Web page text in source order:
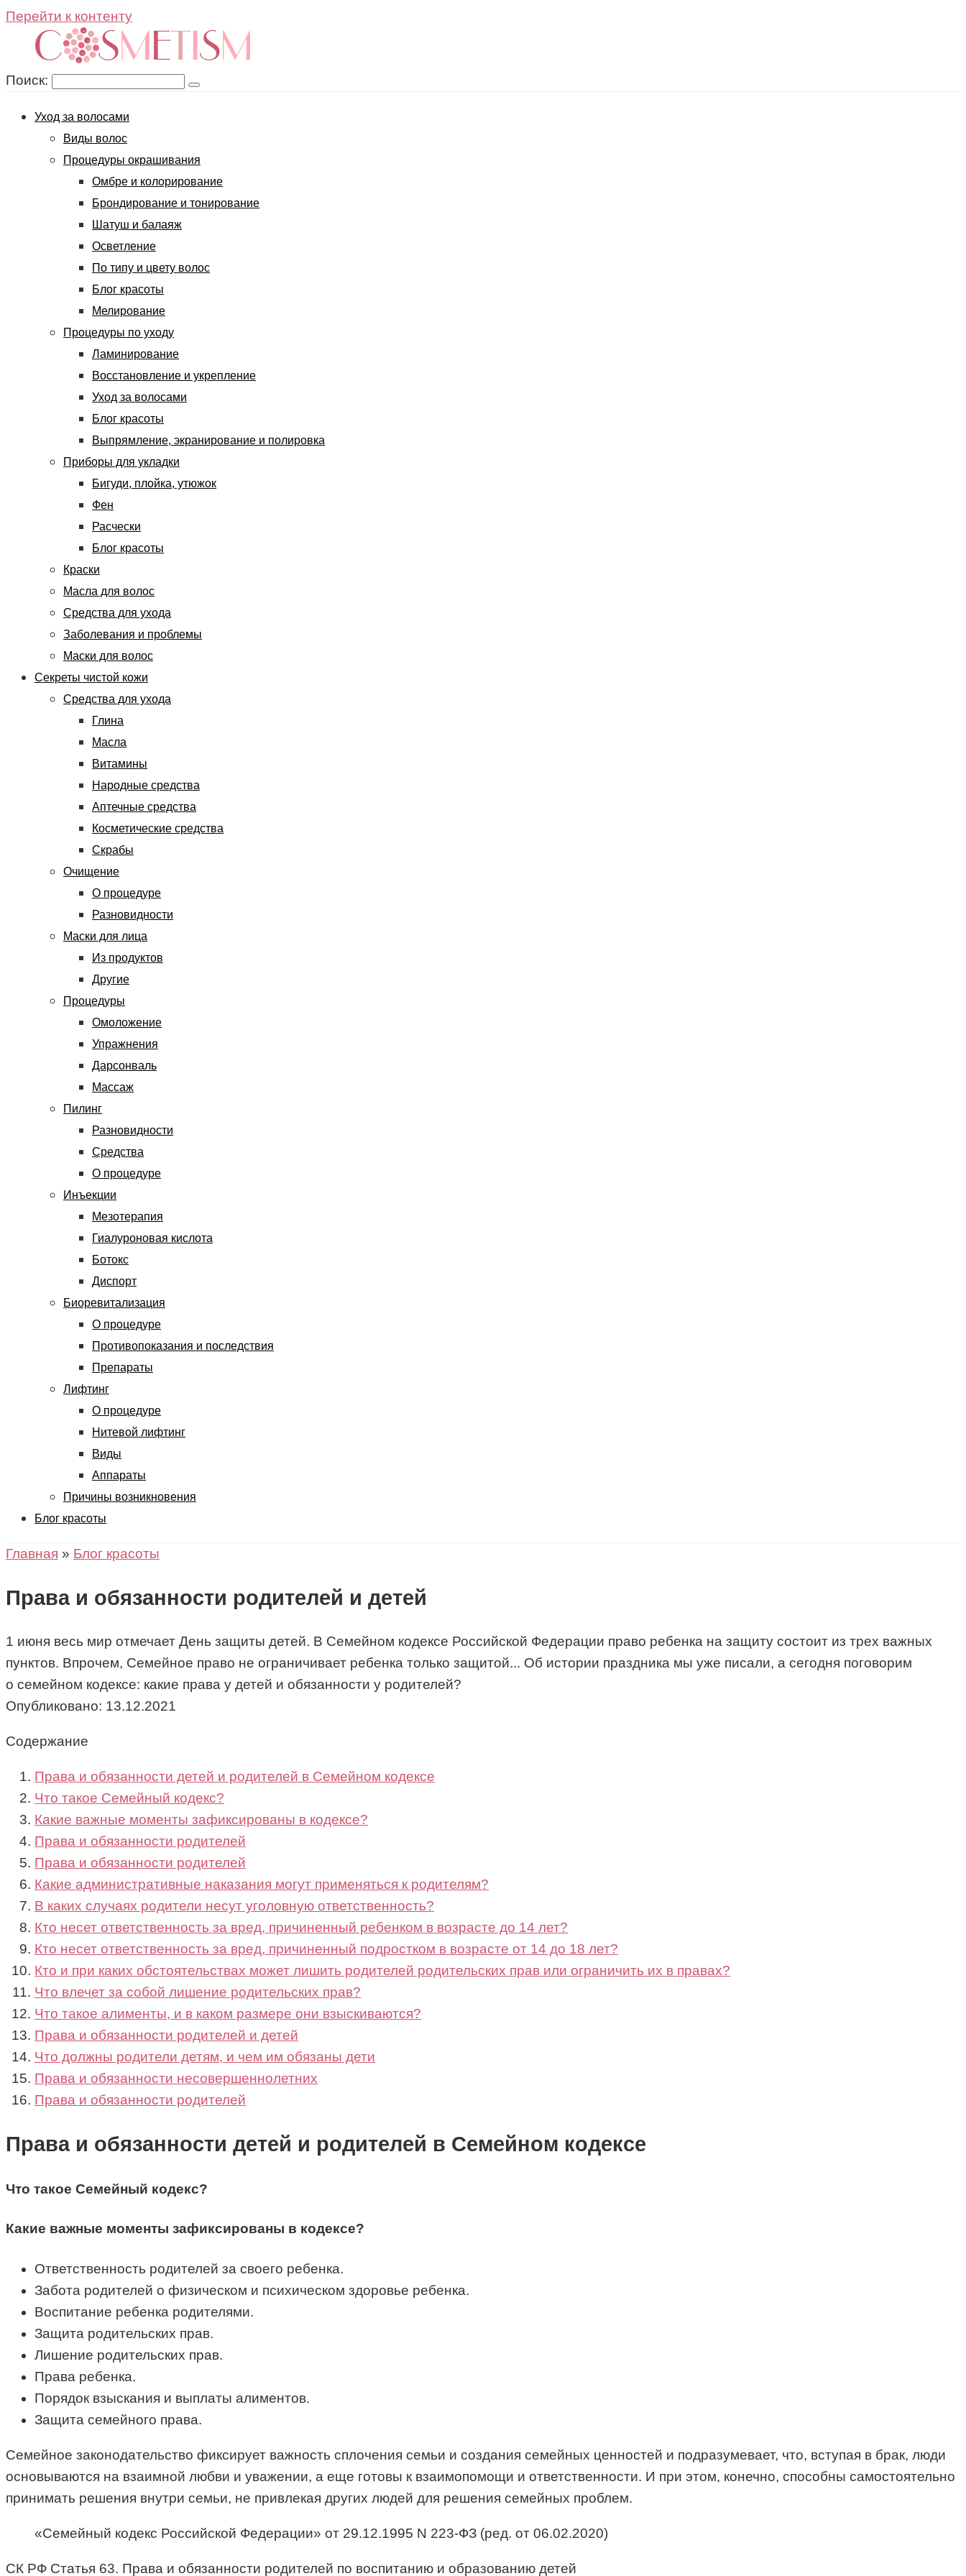
Перейти к контенту
Поиск:
Уход за волосами
Виды волос
Процедуры окрашивания
Омбре и колорирование
Брондирование и тонирование
Шатуш и балаяж
Осветление
По типу и цвету волос
Блог красоты
Мелирование
Процедуры по уходу
Ламинирование
Восстановление и укрепление
Уход за волосами
Блог красоты
Выпрямление, экранирование и полировка
Приборы для укладки
Бигуди, плойка, утюжок
Фен
Расчески
Блог красоты
Краски
Масла для волос
Средства для ухода
Заболевания и проблемы
Маски для волос
Секреты чистой кожи
Средства для ухода
Глина
Масла
Витамины
Народные средства
Аптечные средства
Косметические средства
Скрабы
Очищение
О процедуре
Разновидности
Маски для лица
Из продуктов
Другие
Процедуры
Омоложение
Упражнения
Дарсонваль
Массаж
Пилинг
Разновидности
Средства
О процедуре
Инъекции
Мезотерапия
Гиалуроновая кислота
Ботокс
Диспорт
Биоревитализация
О процедуре
Противопоказания и последствия
Препараты
Лифтинг
О процедуре
Нитевой лифтинг
Виды
Аппараты
Причины возникновения
Блог красоты
Главная » Блог красоты
Права и обязанности родителей и детей
1 июня весь мир отмечает День защиты детей. В Семейном кодексе Российской Федерации право ребенка на защиту состоит из трех важных
пунктов. Впрочем, Семейное право не ограничивает ребенка только защитой... Об истории праздника мы уже писали, а сегодня поговорим
о семейном кодексе: какие права у детей и обязанности у родителей?
Опубликовано: 13.12.2021
Содержание
Права и обязанности детей и родителей в Семейном кодексе
Что такое Семейный кодекс?
Какие важные моменты зафиксированы в кодексе?
Права и обязанности родителей
Права и обязанности родителей
Какие административные наказания могут применяться к родителям?
В каких случаях родители несут уголовную ответственность?
Кто несет ответственность за вред, причиненный ребенком в возрасте до 14 лет?
Кто несет ответственность за вред, причиненный подростком в возрасте от 14 до 18 лет?
Кто и при каких обстоятельствах может лишить родителей родительских прав или ограничить их в правах?
Что влечет за собой лишение родительских прав?
Что такое алименты, и в каком размере они взыскиваются?
Права и обязанности родителей и детей
Что должны родители детям, и чем им обязаны дети
Права и обязанности несовершеннолетних
Права и обязанности родителей
Права и обязанности детей и родителей в Семейном кодексе
Что такое Семейный кодекс?
Какие важные моменты зафиксированы в кодексе?
Ответственность родителей за своего ребенка.
Забота родителей о физическом и психическом здоровье ребенка.
Воспитание ребенка родителями.
Защита родительских прав.
Лишение родительских прав.
Права ребенка.
Порядок взыскания и выплаты алиментов.
Защита семейного права.
Семейное законодательство фиксирует важность сплочения семьи и создания семейных ценностей и подразумевает, что, вступая в брак, люди
основываются на взаимной любви и уважении, а еще готовы к взаимопомощи и ответственности. И при этом, конечно, способны самостоятельно
принимать решения внутри семьи, не привлекая других людей для решения семейных проблем.
«Семейный кодекс Российской Федерации» от 29.12.1995 N 223-ФЗ (ред. от 06.02.2020)
СК РФ Статья 63. Права и обязанности родителей по воспитанию и образованию детей